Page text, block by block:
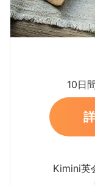
10日
Kimini英